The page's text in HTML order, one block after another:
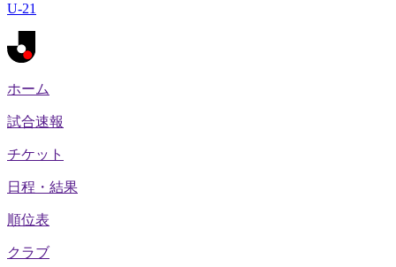
U-21
ホーム
試合速報
チケット
日程・結果
順位表
クラブ